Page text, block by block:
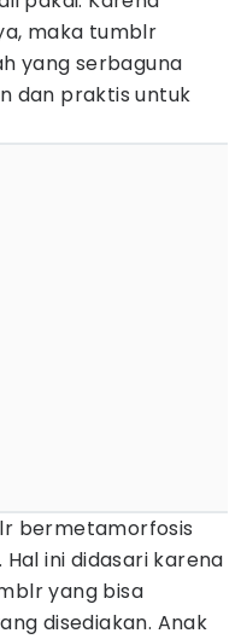
maka tumblr
yang serbaguna
dan praktis untuk
bermetamorfosis
ini didasari karena
yang bisa
disediakan. Anak